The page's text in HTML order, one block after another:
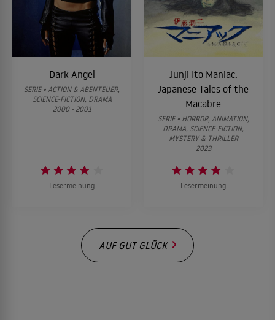
Dark Angel
SERIE • ACTION & ABENTEUER,
SCIENCE-FICTION, DRAMA
2000 - 2001
Lesermeinung
Junji Ito Maniac:
Japanese Tales of the
Macabre
SERIE • HORROR, ANIMATION,
DRAMA, SCIENCE-FICTION,
MYSTERY & THRILLER
2023
Lesermeinung
AUF GUT GLÜCK